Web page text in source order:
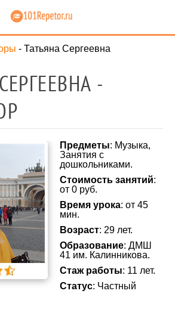
- Татьяна Сергеевна
-
Предметы: Музыка,
Занятия с
дошкольниками.
Стоимость занятий:
от 0 руб.
Время урока: от 45
мин.
Возраст: 29 лет.
Образование: ДМШ
41 им. Калинникова.
Стаж работы: 11 лет.
Статус: Частный